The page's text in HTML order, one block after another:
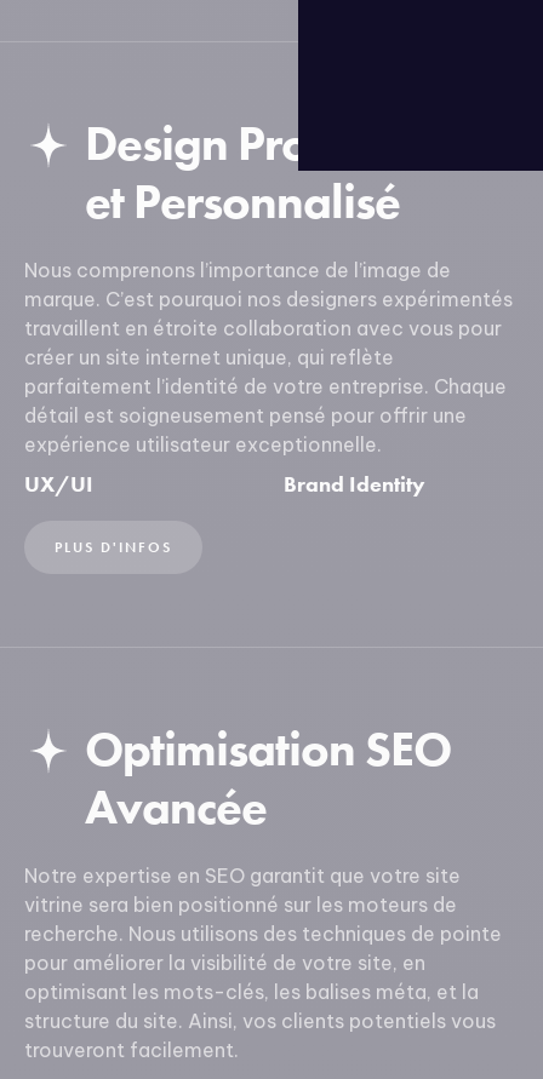
Design Professionnel
et Personnalisé
Nous comprenons l’importance de l’image de
marque. C’est pourquoi nos designers expérimentés
travaillent en étroite collaboration avec vous pour
créer un site internet unique, qui reflète
parfaitement l’identité de votre entreprise. Chaque
détail est soigneusement pensé pour offrir une
expérience utilisateur exceptionnelle.
UX/UI Brand Identity
PLUS D'INFOS
Optimisation SEO
Avancée
Notre expertise en SEO garantit que votre site
vitrine sera bien positionné sur les moteurs de
recherche. Nous utilisons des techniques de pointe
pour améliorer la visibilité de votre site, en
optimisant les mots-clés, les balises méta, et la
structure du site. Ainsi, vos clients potentiels vous
trouveront facilement.